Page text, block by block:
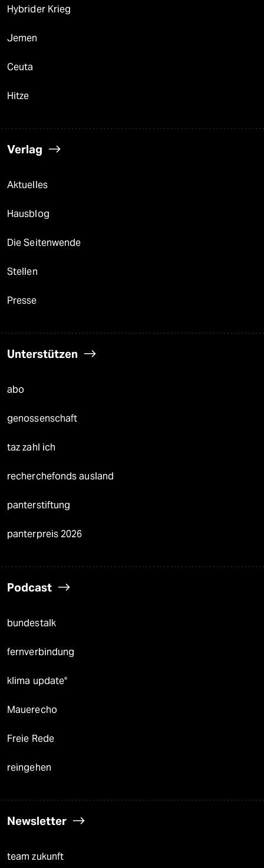
Hybrider Krieg
Jemen
Ceuta
Hitze
Verlag
Aktuelles
Hausblog
Die Seitenwende
Stellen
Presse
Unterstützen
abo
genossenschaft
taz zahl ich
recherchefonds ausland
panterstiftung
panterpreis 2026
Podcast
bundestalk
fernverbindung
klima update°
Mauerecho
Freie Rede
reingehen
Newsletter
team zukunft